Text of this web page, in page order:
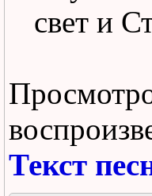
свет и
Текст